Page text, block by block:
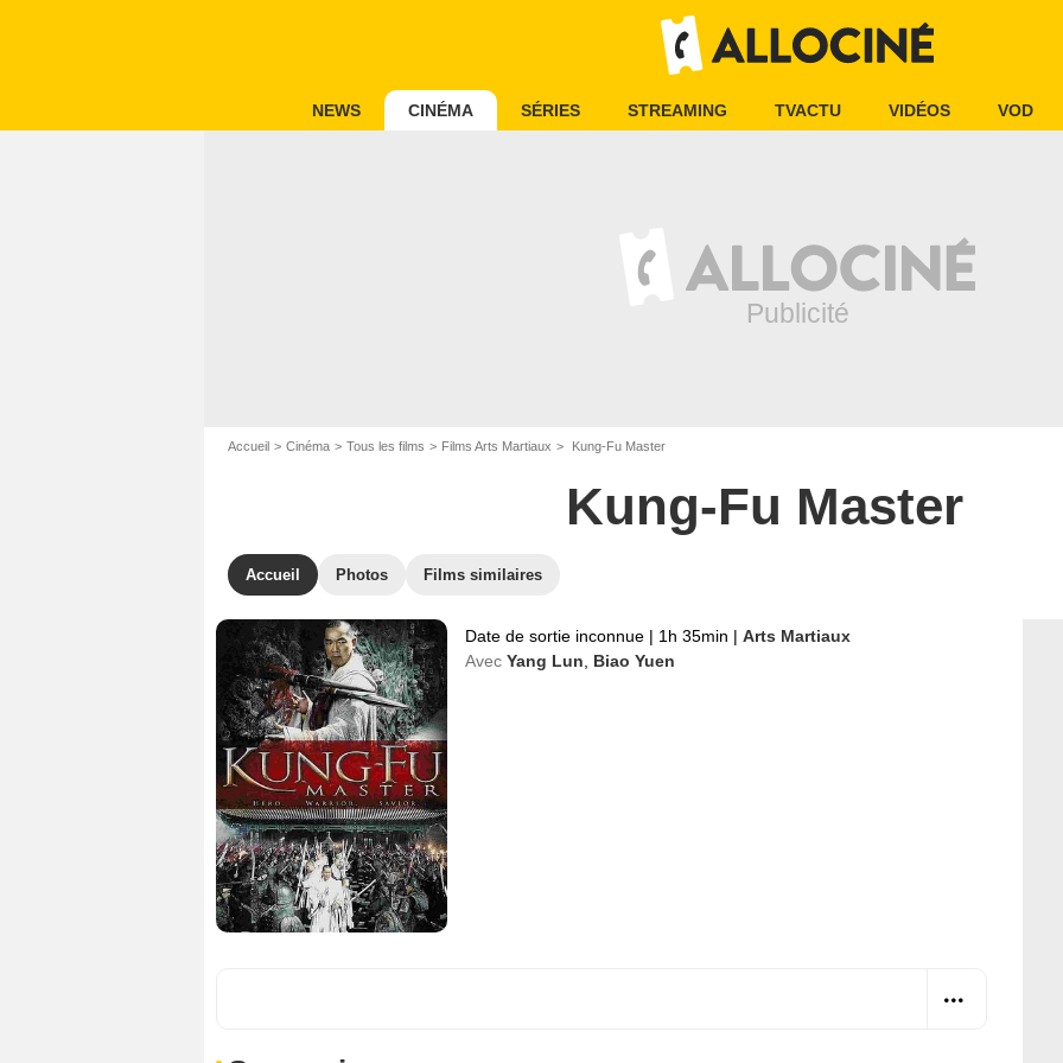
NEWS CINÉMA SÉRIES STREAMING TVACTU VIDÉOS VOD
Accueil Cinéma Tous les films Films Arts Martiaux Kung-Fu Master
Kung-Fu Master
Accueil Photos Films similaires
Date de sortie inconnue | 1h 35min | Arts Martiaux
Avec Yang Lun Biao Yuen